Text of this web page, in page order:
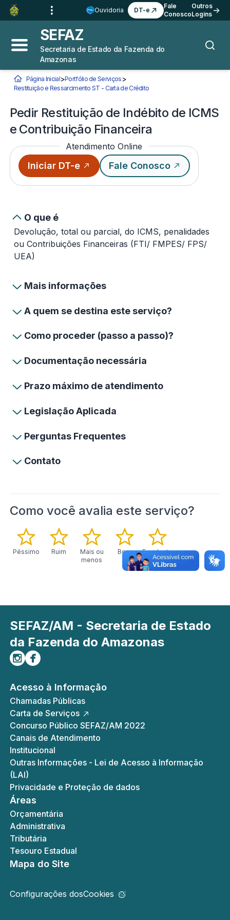
Ir para o
Conteúdo
Ir para a
Navegação 3
Ir para o
Rodapé 4
Ouvidoria DT-e
Fale
Conosco
Outros
Logins
Abrir menu principal
SEFAZ
Secretaria de Estado da Fazenda do
Amazonas
Você está aqui:
Página Inicial>Portfólio de Serviços >
Restituição e Ressarcimento ST - Carta de CréditoPedir Restituição de Indébito
Pedir Restituição de Indébito de ICMS
e Contribuição Financeira
Atendimento Online
Iniciar DT-e Fale Conosco
O que é
Devolução, total ou parcial, do ICMS, penalidades
ou Contribuições Financeiras (FTI/ FMPES/ FPS/
UEA)
Mais informações
A quem se destina este serviço?
Como proceder (passo a passo)?
Documentação necessária
Prazo máximo de atendimento
Legislação Aplicada
Perguntas Frequentes
Contato
Como você avalia este serviço?
Péssimo Ruim
Mais ou
menos
Bom Excelente
SEFAZ/AM - Secretaria de Estado
da Fazenda do Amazonas
Siga-nos no Instagram
Curta-nos no Facebook
Acesso à Informação
Chamadas Públicas
Carta de Serviços
Concurso Público SEFAZ/AM 2022
Canais de Atendimento
Institucional
Outras Informações - Lei de Acesso à Informação
(LAI)
Privacidade e Proteção de dados
Áreas
Orçamentária
Administrativa
Tributária
Tesouro Estadual
Mapa do Site
Configurações dosCookies